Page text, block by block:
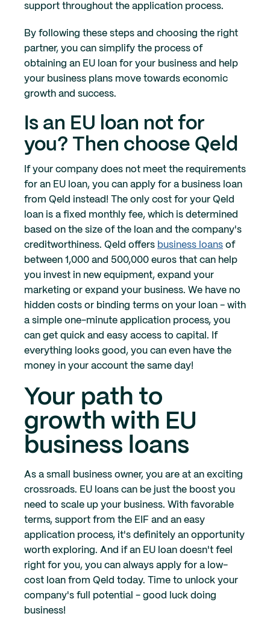
support throughout the application process.
By following these steps and choosing the right
partner, you can simplify the process of
obtaining an EU loan for your business and help
your business plans move towards economic
growth and success.
Is an EU loan not for
you? Then choose Qeld
If your company does not meet the requirements
for an EU loan, you can apply for a business loan
from Qeld instead! The only cost for your Qeld
loan is a fixed monthly fee, which is determined
based on the size of the loan and the company's
creditworthiness. Qeld offers business loans of
between 1,000 and 500,000 euros that can help
you invest in new equipment, expand your
marketing or expand your business. We have no
hidden costs or binding terms on your loan - with
a simple one-minute application process, you
can get quick and easy access to capital. If
everything looks good, you can even have the
money in your account the same day!
Your path to
growth with EU
business loans
As a small business owner, you are at an exciting
crossroads. EU loans can be just the boost you
need to scale up your business. With favorable
terms, support from the EIF and an easy
application process, it's definitely an opportunity
worth exploring. And if an EU loan doesn't feel
right for you, you can always apply for a low-
cost loan from Qeld today. Time to unlock your
company's full potential - good luck doing
business!